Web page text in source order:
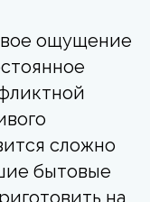
ощущение
сложно
бытовые
на